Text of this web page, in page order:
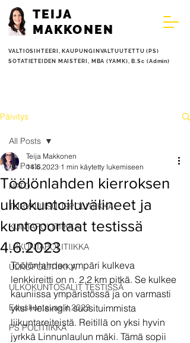
TEIJA
MAKKONEN
VALTIOSIHTEERI, KAUPUNGINVALTUUTETTU (PS)
SOTATIETEIDEN MAISTERI, MBA (YAMK), B.Sc (Admin)
Päivitys
All Posts
NATO
TURVALLISUUSPOLITIIKKA
KUNTAPOLITIIKKA
LIIKUNTAPOLITIIKKA
ULKOPOLITIIKKA
ULKOKUNTOSALIT TESTISSÄ
Eduskuntavaalit 2023
PS POLITIIKKA
All Posts
Töölönlahden kierroksen
ulkokuntoiluvälineet ja
kuntoportaat testissä
4.6.2023
Teija Makkonen
14.6.2023 1 min käytetty lukemiseen
Töölönlahden ympäri kulkeva
lenkkireitti on n. 2,2 km pitkä. Se kulkee
kauniissa ympäristössä ja on varmasti
yksi Helsingin suosituimmista
liikuntareiteistä. Reitillä on yksi hyvin
jyrkkä Linnunlaulun mäki. Tämä sopii